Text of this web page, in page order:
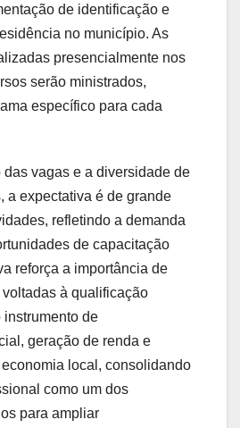
de identificação e
no município. As
presencialmente nos
serão ministrados,
específico para cada
vagas e a diversidade de
a expectativa é de grande
refletindo a demanda
de capacitação
reforça a importância de
à qualificação
de
geração de renda e
local, consolidando
como um dos
para ampliar